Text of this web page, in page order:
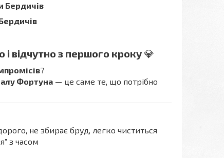
Бердичів
відчутно з першого кроку💎
?
Фортуна — це саме те, що потрібно
не збирає бруд, легко чиститься
з часом